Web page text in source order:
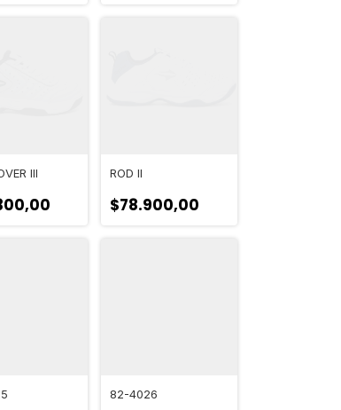
III ROD II
$78.900,00
82-4026